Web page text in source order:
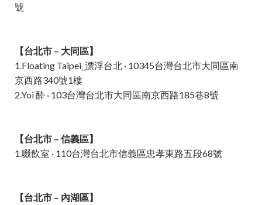
號
【台北市 – 大同區】
1.Floating Taipei_漂浮台北 · 10345台灣台北市大同區南
京西路340號1樓
2.Yoi 酔 · 103台灣台北市大同區南京西路185巷8號
【台北市 – 信義區】
1.啜飲室 · 110台灣台北市信義區忠孝東路五段68號
【台北市 – 內湖區】